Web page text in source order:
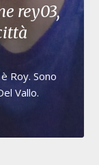
rey03,
Roy. Sono
Vallo.